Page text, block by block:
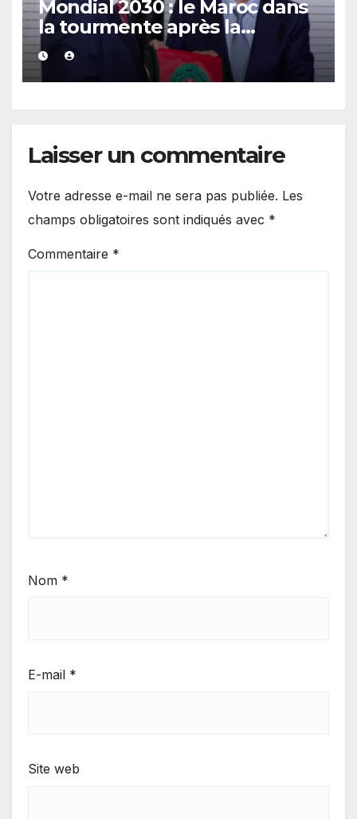
Mondial 2030 : le Maroc dans
la tourmente après la
demande de retrait formulée
par un parti écologiste
portugais.
Laisser un commentaire
Votre adresse e-mail ne sera pas publiée. Les
champs obligatoires sont indiqués avec *
Commentaire *
Nom *
E-mail *
Site web